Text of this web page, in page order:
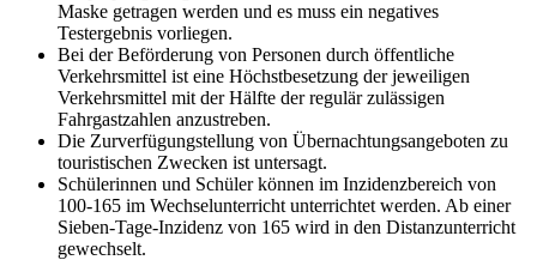
Maske getragen werden und es muss ein negatives
Testergebnis vorliegen.
Bei der Beförderung von Personen durch öffentliche
Verkehrsmittel ist eine Höchstbesetzung der jeweiligen
Verkehrsmittel mit der Hälfte der regulär zulässigen
Fahrgastzahlen anzustreben.
Die Zurverfügungstellung von Übernachtungsangeboten zu
touristischen Zwecken ist untersagt.
Schülerinnen und Schüler können im Inzidenzbereich von
100-165 im Wechselunterricht unterrichtet werden. Ab einer
Sieben-Tage-Inzidenz von 165 wird in den Distanzunterricht
gewechselt.